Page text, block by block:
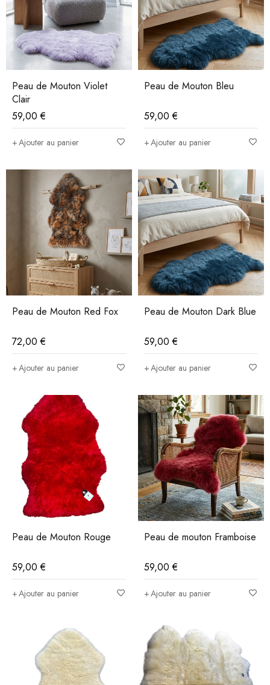
Peau de Mouton Violet
Clair
59,00€
Ajouter au panier
Peau de Mouton Bleu
59,00€
Ajouter au panier
Peau de Mouton Red Fox
72,00€
Ajouter au panier
Peau de Mouton Dark Blue
59,00€
Ajouter au panier
Peau de Mouton Rouge
59,00€
Ajouter au panier
Peau de mouton Framboise
59,00€
Ajouter au panier